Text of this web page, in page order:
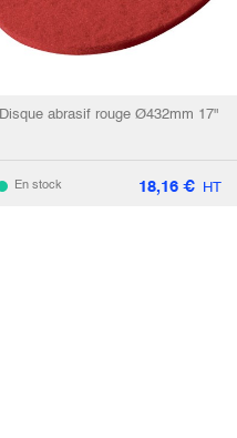
Disque abrasif rouge Ø432mm 17"
En stock 18,16 € HT